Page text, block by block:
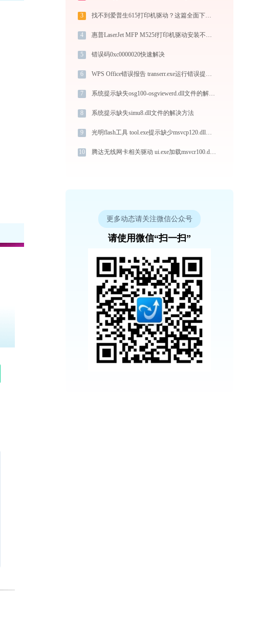
3 找不到爱普生615打印机驱动？这篇全面下载安装指南帮到你
4 惠普LaserJet MFP M525f打印机驱动安装不再难，跟着这些步骤一学就会
5 错误码0xc0000020快速解决
6 WPS Office错误报告 transerr.exe运行错误提示0xc000000d的解决办法
7 系统提示缺失osg100-osgviewerd.dll文件的解决方法
8 系统提示缺失simu8.dll文件的解决方法
9 光明flash工具 tool.exe提示缺少msvcp120.dll文件的解决办法
10 腾达无线网卡相关驱动 ui.exe加载msvcr100.dll文件丢失处理办法
更多动态请关注微信公众号
请使用微信“扫一扫”